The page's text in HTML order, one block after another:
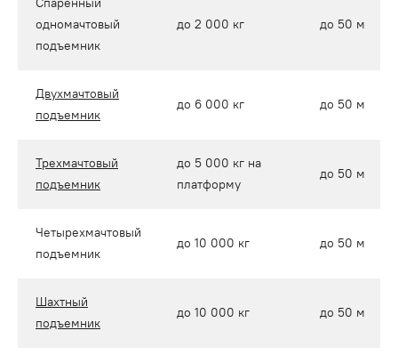
Спаренный
одномачтовый
подъемник
до 2 000 кг до 50 м
Двухмачтовый
подъемник
до 6 000 кг до 50 м
Трехмачтовый
подъемник
до 5 000 кг на
платформу
до 50 м
Четырехмачтовый
подъемник
до 10 000 кг до 50 м
Шахтный
подъемник
до 10 000 кг до 50 м